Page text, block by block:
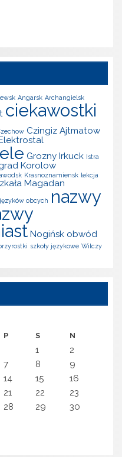
Angarsk Archangielsk
ciekawostki
Czingiz Ajtmatow
Grozny Irkuck Istra
Korolow
Krasnoznamiensk lekcja
Magadan
obcych nazwy
Nogińsk obwód
szkoły językowe Wilczy
P S N
1
2
7 8
9
14 15
16
21 22
23
28 29
30